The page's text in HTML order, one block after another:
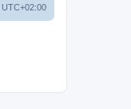
UTC+02:00